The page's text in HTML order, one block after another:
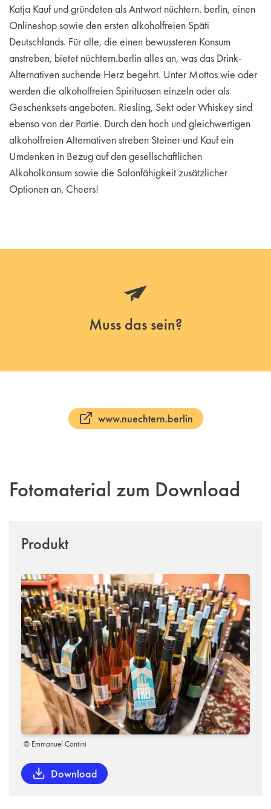
Katja Kauf und gründeten als Antwort nüchtern. berlin, einen
Onlineshop sowie den ersten alkoholfreien Späti
Deutschlands. Für alle, die einen bewussteren Konsum
anstreben, bietet nüchtern.berlin alles an, was das Drink-
Alternativen suchende Herz begehrt. Unter Mottos wie oder
werden die alkoholfreien Spirituosen einzeln oder als
Geschenksets angeboten. Riesling, Sekt oder Whiskey sind
ebenso von der Partie. Durch den hoch und gleichwertigen
alkoholfreien Alternativen streben Steiner und Kauf ein
Umdenken in Bezug auf den gesellschaftlichen
Alkoholkonsum sowie die Salonfähigkeit zusätzlicher
Optionen an. Cheers!
Muss das sein?
www.nuechtern.berlin
Fotomaterial zum Download
Produkt
© Emmanuel Contini
Download